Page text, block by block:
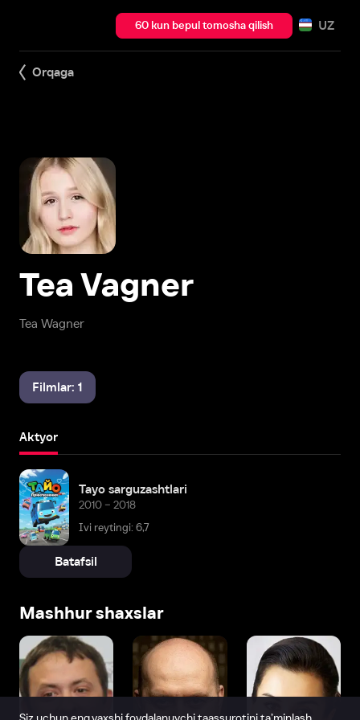
60 kun bepul tomosha qilish UZ
Orqaga
Tea Wagner
Tea Vagner
Filmlar: 1
Aktyor
Tayo sarguzashtlari
2010 – 2018
Ivi reytingi: 6,7
Batafsil
Mashhur shaxslar